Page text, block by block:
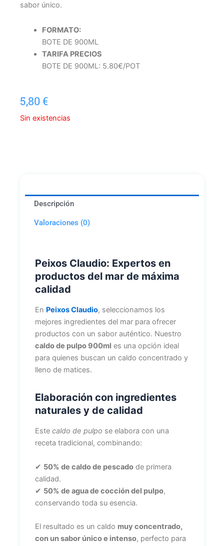
sabor único.
FORMATO:
BOTE DE 900ML
TARIFA PRECIOS
BOTE DE 900ML: 5.80€/POT
5,80€
Sin existencias
Descripción
Valoraciones (0)
Peixos Claudio: Expertos en
productos del mar de máxima
calidad
En Peixos Claudio, seleccionamos los
mejores ingredientes del mar para ofrecer
productos con un sabor auténtico. Nuestro
caldo de pulpo 900ml es una opción ideal
para quienes buscan un caldo concentrado y
lleno de matices.
Elaboración con ingredientes
naturales y de calidad
Este caldo de pulpo se elabora con una
receta tradicional, combinando:
✔ 50% de caldo de pescado de primera
calidad.
✔ 50% de agua de cocción del pulpo,
conservando toda su esencia.
El resultado es un caldo muy concentrado,
con un sabor único e intenso, perfecto para